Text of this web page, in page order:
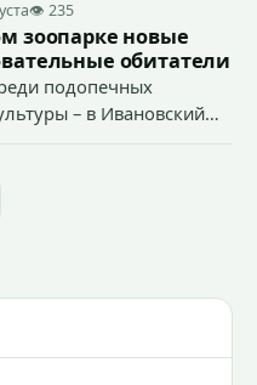
👁 235
зоопарке новые
обитатели
подопечных
– в Ивановский
- 6 месяцев, самочке —